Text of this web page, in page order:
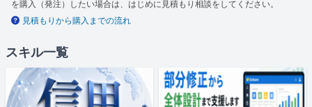
を購入（発注）したい場合は、はじめに見積もり相談をしてください。
見積もりから購入までの流れ
スキル一覧